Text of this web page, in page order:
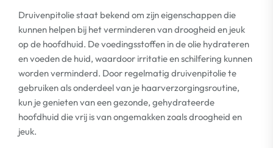
Druivenpitolie staat bekend om zijn eigenschappen die
kunnen helpen bij het verminderen van droogheid en jeuk
op de hoofdhuid. De voedingsstoffen in de olie hydrateren
en voeden de huid, waardoor irritatie en schilfering kunnen
worden verminderd. Door regelmatig druivenpitolie te
gebruiken als onderdeel van je haarverzorgingsroutine,
kun je genieten van een gezonde, gehydrateerde
hoofdhuid die vrij is van ongemakken zoals droogheid en
jeuk.